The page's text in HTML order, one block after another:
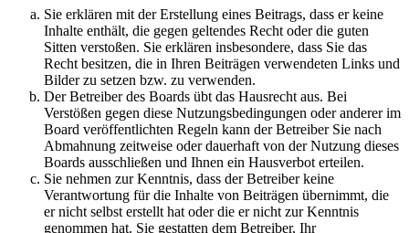
Sie erklären mit der Erstellung eines Beitrags, dass er keine
Inhalte enthält, die gegen geltendes Recht oder die guten
Sitten verstoßen. Sie erklären insbesondere, dass Sie das
Recht besitzen, die in Ihren Beiträgen verwendeten Links und
Bilder zu setzen bzw. zu verwenden.
Der Betreiber des Boards übt das Hausrecht aus. Bei
Verstößen gegen diese Nutzungsbedingungen oder anderer im
Board veröffentlichten Regeln kann der Betreiber Sie nach
Abmahnung zeitweise oder dauerhaft von der Nutzung dieses
Boards ausschließen und Ihnen ein Hausverbot erteilen.
Sie nehmen zur Kenntnis, dass der Betreiber keine
Verantwortung für die Inhalte von Beiträgen übernimmt, die
er nicht selbst erstellt hat oder die er nicht zur Kenntnis
genommen hat. Sie gestatten dem Betreiber, Ihr